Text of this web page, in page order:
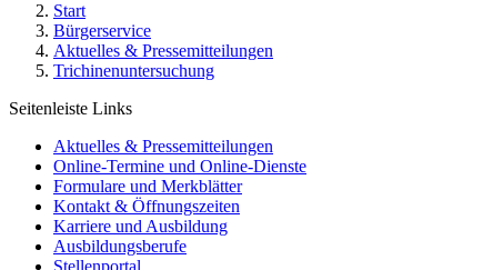
Start
Bürgerservice
Aktuelles & Pressemitteilungen
Trichinenuntersuchung
Seitenleiste Links
Aktuelles & Pressemitteilungen
Online-Termine und Online-Dienste
Formulare und Merkblätter
Kontakt & Öffnungszeiten
Karriere und Ausbildung
Ausbildungsberufe
Stellenportal